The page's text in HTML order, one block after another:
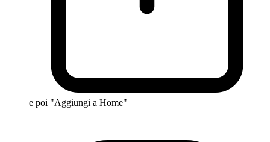
e poi "Aggiungi a Home"